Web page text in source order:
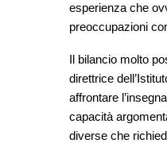
esperienza che
preoccupazioni
Il bilancio molto
direttrice
affrontare
capacità
diverse che